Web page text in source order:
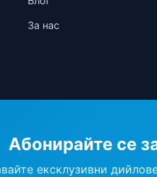
За нас
Абонирайте се
ексклузивни